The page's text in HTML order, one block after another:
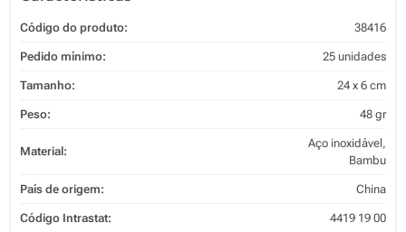
Código do produto: 38416
Pedido mínimo: 25 unidades
Tamanho: 24 x 6 cm
Peso: 48 gr
Material:
Aço inoxidável,
Bambu
País de origem: China
Código Intrastat: 4419 19 00